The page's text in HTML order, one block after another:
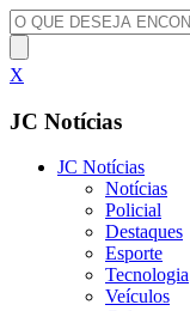
X
JC Notícias
JC Notícias
Notícias
Policial
Destaques
Esporte
Tecnologia
Veículos